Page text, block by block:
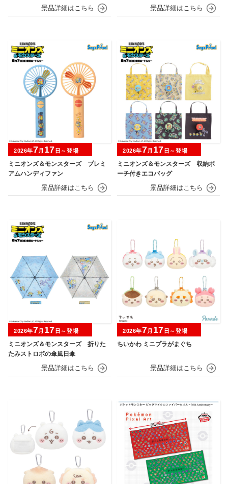
ミニオンズ＆モンスターズ プレミ
アムハンディファン
2026年7月 17 日～登場
ミニオンズ＆モンスターズ 収納ポ
ーチ付きエコバッグ
2026年7月 17 日～登場
ミニオンズ＆モンスターズ 折りた
たみストロボの傘風日傘
2026年7月 17 日～登場
ちいかわ ミニプラがまぐち
2026年7月 17 日～登場